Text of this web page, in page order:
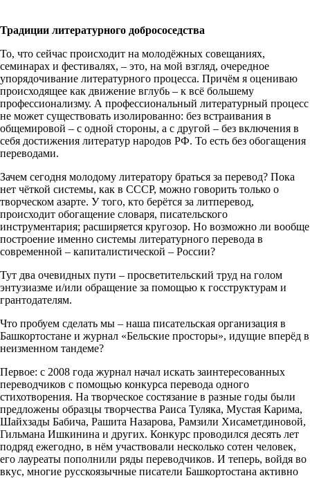
Традиции литературного добрососедства
То, что сейчас происходит на молодёжных совещаниях,
семинарах и фестивалях, – это, на мой взгляд, очередное
упорядочивание литературного процесса. Причём я оцениваю
происходящее как движение вглубь – к всё большему
профессионализму. А профессиональный литературный процесс
не может существовать изолированно: без встраивания в
общемировой – с одной стороны, а с другой – без включения в
себя достижения литератур народов РФ. То есть без обогащения
переводами.
Зачем сегодня молодому литератору браться за перевод? Пока
нет чёткой системы, как в СССР, можно говорить только о
творческом азарте. У того, кто берётся за литперевод,
происходит обогащение словаря, писательского
инструментария; расширяется кругозор. Но возможно ли вообще
построение именно системы литературного перевода в
современной – капиталистической – России?
Тут два очевидных пути – просветительский труд на голом
энтузиазме и/или обращение за помощью к госструктурам и
грантодателям.
Что пробуем сделать мы – наша писательская организация в
Башкортостане и журнал «Бельские просторы», идущие вперёд в
неизменном тандеме?
Первое: с 2008 года журнал начал искать заинтересованных
переводчиков с помощью конкурса перевода одного
стихотворения. На творческое состязание в разные годы были
предложены образцы творчества Раиса Туляка, Мустая Карима,
Шайхзады Бабича, Рашита Назарова, Рамзили Хисаметдиновой,
Гильмана Ишкинина и других. Конкурс проводился десять лет
подряд ежегодно, в нём участвовали несколько сотен человек,
его лауреаты пополнили ряды переводчиков. И теперь, войдя во
вкус, многие русскоязычные писатели Башкортостана активно